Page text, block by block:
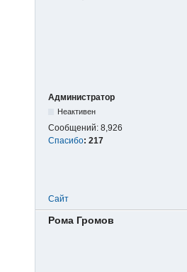
Администратор
Неактивен
Сообщений: 8,926
Спасибо: 217
Сайт
Рома Громов